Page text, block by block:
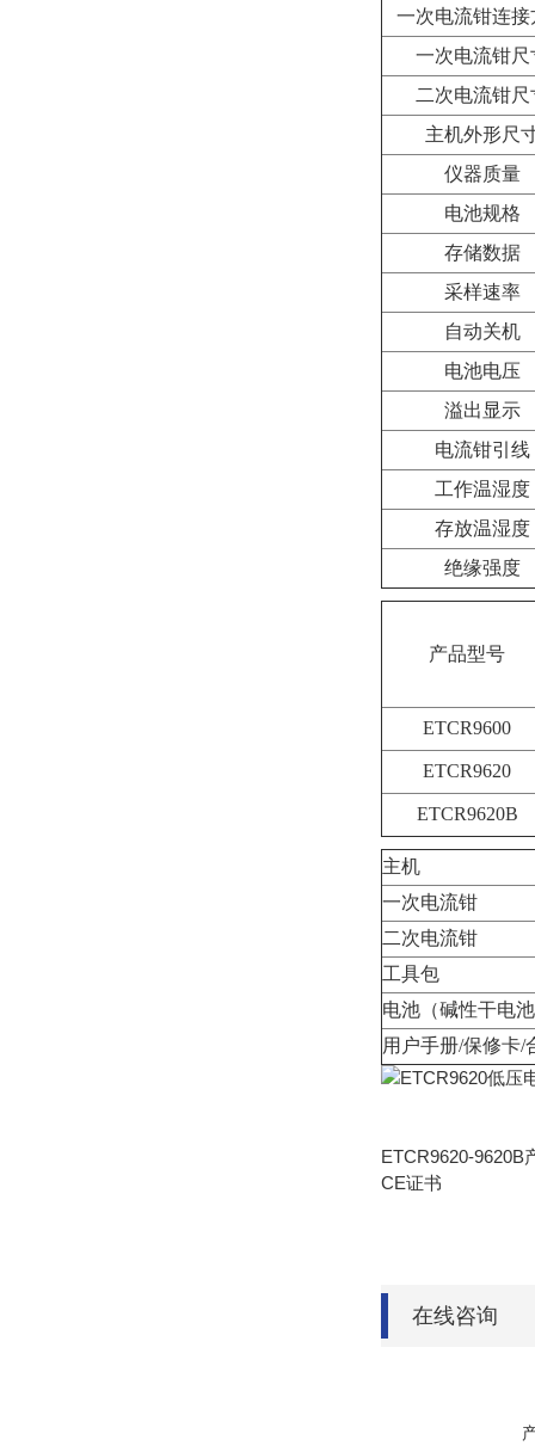
一次电流钳连接
一次电流钳尺
二次电流钳尺
主机外形尺
仪器质量
电池规格
存储数据
采样速率
自动关机
电池电压
溢出显示
电流钳引线
工作温湿度
存放温湿度
绝缘强度
产品型号
ETCR9600
ETCR9620
ETCR9620B
主机
一次电流钳
二次电流钳
工具包
电池（碱性干电
用户手册/保修卡/
ETCR9620-9620B
CE证书
在线咨询